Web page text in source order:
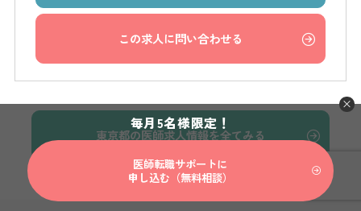
この求人に問い合わせる
東京都の医師求人情報を全てみる
毎月5名様限定！
医師転職サポートに
申し込む（無料相談）